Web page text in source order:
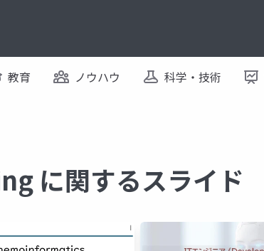
教育 ノウハウ 科学・技術
に関するスライド